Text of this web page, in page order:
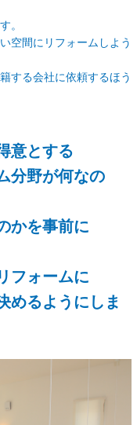
。
空間にリフォームしよう
する会社に依頼するほう
意とする
分野が何なの
かを事前に
フォームに
めるようにしま